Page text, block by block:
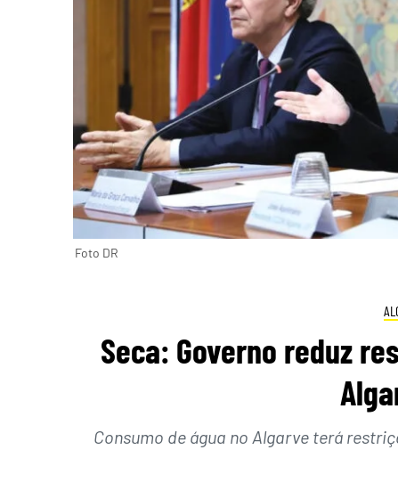
Foto DR
Seca: Governo reduz
Consumo de água no Algarve terá